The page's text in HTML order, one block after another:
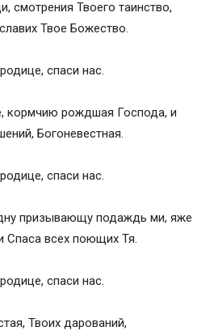
смотрения Твоего тaинство,
Твое Божество.
спаси нас.
кормчию рождшая Господа, и
Богоневестная.
спаси нас.
призывaющу подaждь ми, яже
Спaса всех поющих Тя.
спаси нас.
Твоих даровaний,